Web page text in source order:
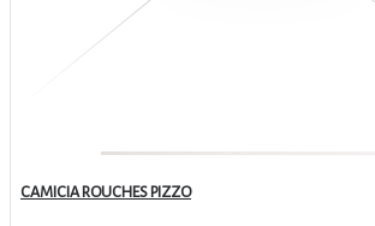
CAMICIA ROUCHES PIZZO